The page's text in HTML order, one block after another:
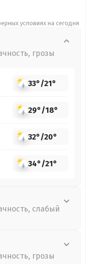
условиях на сегодня
грозы
33°/21°
29°/18°
32°/20°
34°/21°
слабый
грозы